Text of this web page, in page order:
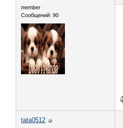
member
Сообщений: 90
tata0512